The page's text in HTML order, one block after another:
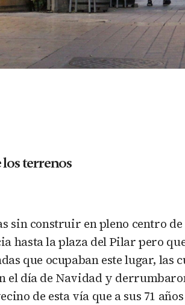
los terrenos
sin construir en pleno centro
hasta la plaza del Pilar pero
que ocupaban este lugar,
el día de Navidad y
de esta vía que a sus 71